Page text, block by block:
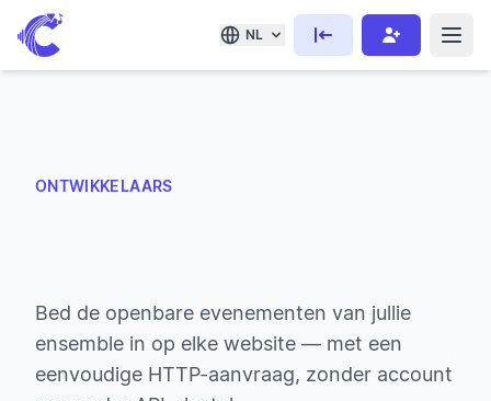
NL
ONTWIKKELAARS
Bed de openbare evenementen van jullie
ensemble in op elke website — met een
eenvoudige HTTP-aanvraag, zonder account